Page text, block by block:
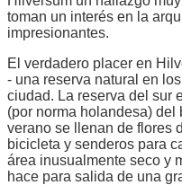
toman un interés en la
impresionantes.
El verdadero placer en
- una reserva natural en
ciudad. La reserva del sur
(por norma holandesa) del
verano se llenan de flores
bicicleta y senderos para
área inusualmente seco y
hace para salida de una